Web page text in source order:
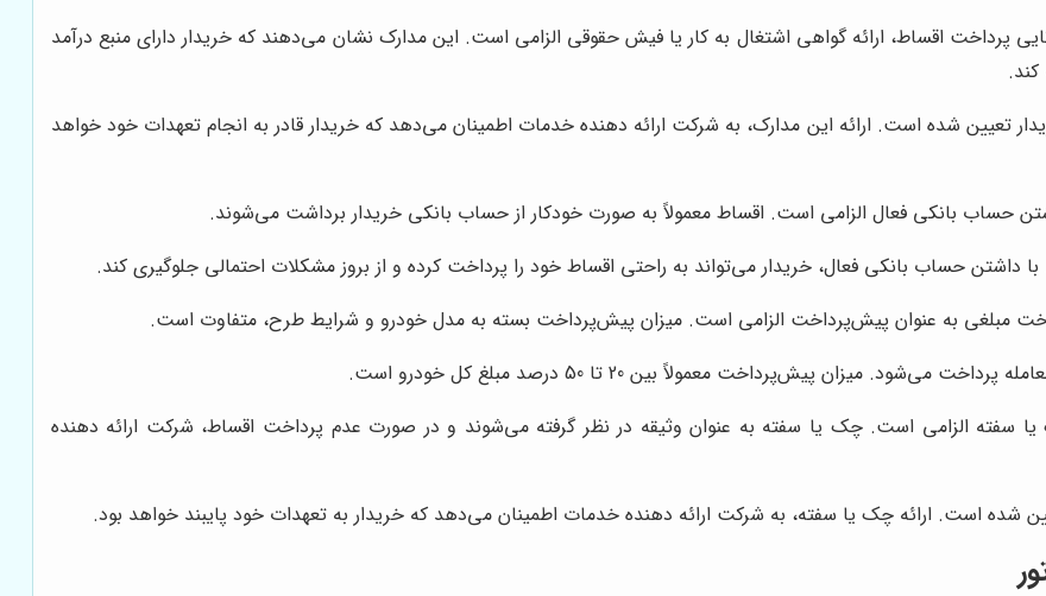
پرداخت اقساط، ارائه گواهی اشتغال به کار یا فیش حقوقی الزامی است. این مدارک نشان می‌دهند که خریدار دارای منبع درآمد
تعیین شده است. ارائه این مدارک، به شرکت ارائه دهنده خدمات اطمینان می‌دهد که خریدار قادر به انجام تعهدات خود خواهد
حساب بانکی فعال الزامی است. اقساط معمولاً به صورت خودکار از حساب بانکی خریدار برداشت می‌شوند.
حساب بانکی فعال، خریدار می‌تواند به راحتی اقساط خود را پرداخت کرده و از بروز مشکلات احتمالی جلوگیری کند.
مبلغی به عنوان پیش‌پرداخت الزامی است. میزان پیش‌پرداخت بسته به مدل خودرو و شرایط طرح، متفاوت است.
میزان پیش‌پرداخت معمولاً بین 20 تا 50 درصد مبلغ کل خودرو است.
سفته الزامی است. چک یا سفته به عنوان وثیقه در نظر گرفته می‌شوند و در صورت عدم پرداخت اقساط، شرکت ارائه دهنده
شده است. ارائه چک یا سفته، به شرکت ارائه دهنده خدمات اطمینان می‌دهد که خریدار به تعهدات خود پایبند خواهد بود.